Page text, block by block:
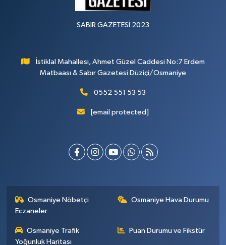
SABIR GAZETESİ 2023
İstiklal Mahallesi, Ahmet Güzel Caddesi No:7 Erdem
Matbaası & Sabır Gazetesi Düziçi/Osmaniye
0552 551 53 53
[email protected]
Osmaniye Nöbetçi
Eczaneler
Osmaniye Hava Durumu
Osmaniye Trafik
Yoğunluk Haritası
Puan Durumu ve Fikstür